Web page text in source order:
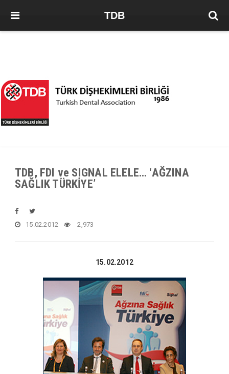
TDB
TDB, FDI ve SIGNAL ELELE… ‘AĞZINA
SAĞLIK TÜRKİYE’
15.02.2012 2,973
15.02.2012